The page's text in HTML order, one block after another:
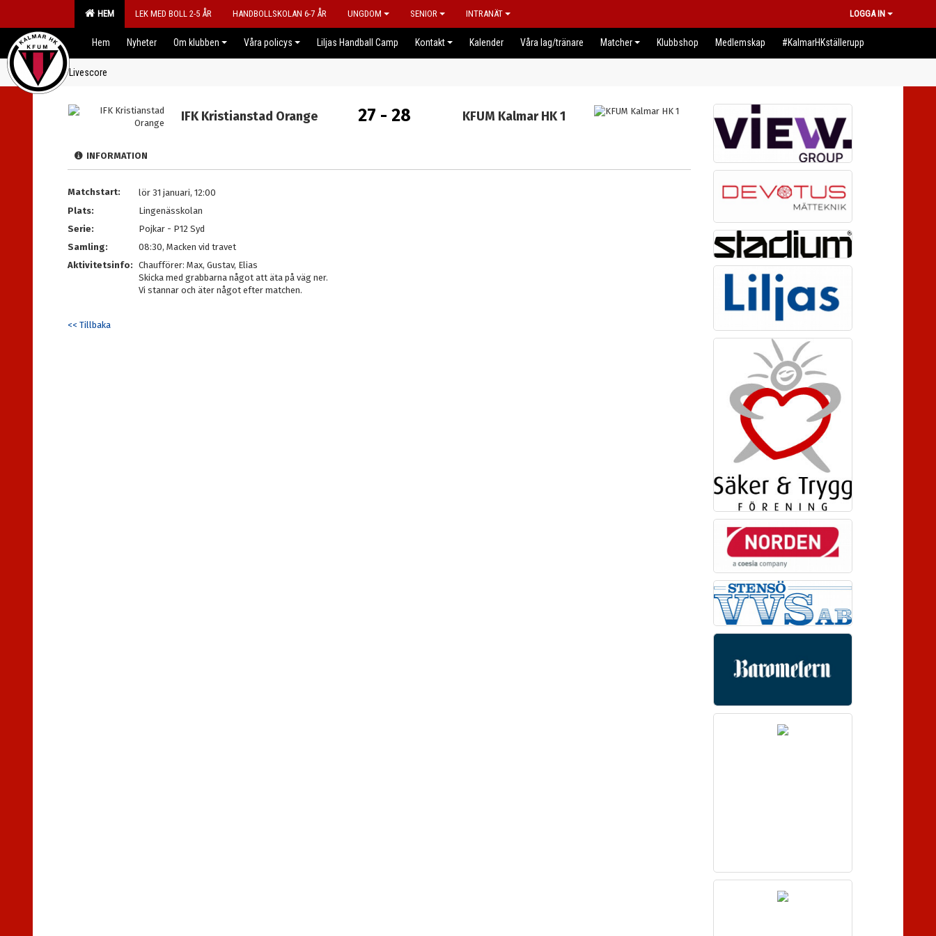
HEM LEK MED BOLL 2-5 ÅR HANDBOLLSKOLAN 6-7 ÅR UNGDOM SENIOR INTRANÄT LOGGA IN
Hem Nyheter Om klubben Våra policys Liljas Handball Camp Kontakt Kalender Våra lag/tränare Matcher Klubbshop Medlemskap #KalmarHKställerupp
Livescore
IFK Kristianstad Orange 27 - 28 KFUM Kalmar HK 1
INFORMATION
Matchstart:
lör 31 januari, 12:00
Plats:
Lingenässkolan
Serie:
Pojkar - P12 Syd
Samling:
08:30, Macken vid travet
Aktivitetsinfo: Chaufförer: Max, Gustav, Elias
Skicka med grabbarna något att äta på väg ner.
Vi stannar och äter något efter matchen.
<< Tillbaka